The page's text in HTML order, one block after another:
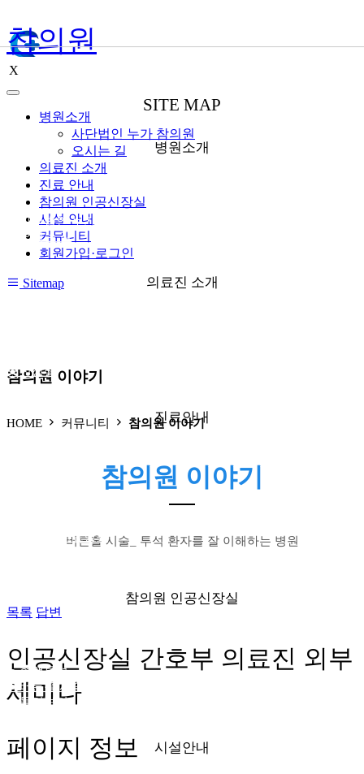
참의원
병원소개
사단법인 누가 참의원
오시는 길
의료진 소개
진료 안내
참의원 인공신장실
시설 안내
커뮤니티
회원가입·로그인
Sitemap
X
SITE MAP
병원소개
● 사단법인 누가 참의원
● 오시는 길
의료진 소개
● 신장실
진료안내
● 비급여 진료항목
참의원 인공신장실
● 혈액투석
● 버튼홀 시술
● 둘러보기
시설안내
참의원 이야기
HOME 커뮤니티 참의원 이야기
참의원 이야기
버튼홀 시술_ 투석 환자를 잘 이해하는 병원
목록 답변
인공신장실 간호부 의료진 외부
세미나
페이지 정보